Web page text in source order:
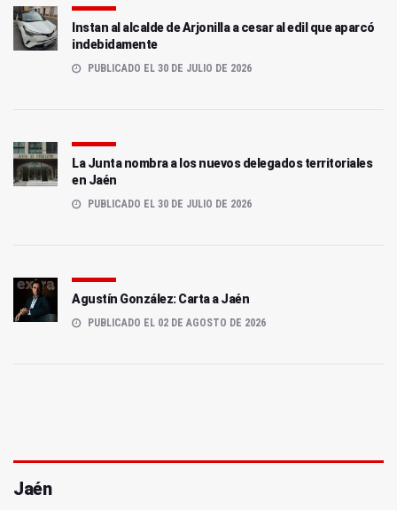
Instan al alcalde de Arjonilla a cesar al edil que aparcó
indebidamente
PUBLICADO EL 30 DE JULIO DE 2026
La Junta nombra a los nuevos delegados territoriales
en Jaén
PUBLICADO EL 30 DE JULIO DE 2026
Agustín González: Carta a Jaén
PUBLICADO EL 02 DE AGOSTO DE 2026
Jaén